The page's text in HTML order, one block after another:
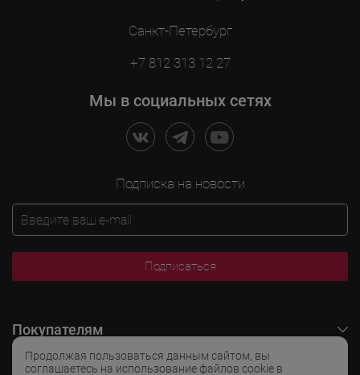
Продолжая пользоваться данным сайтом, вы
соглашаетесь на использование файлов cookie в
Санкт-Петербург
+7 812 313 12 27
Мы в социальных сетях
Подписка на новости
Подписаться
Покупателям
O LADOGA Wine